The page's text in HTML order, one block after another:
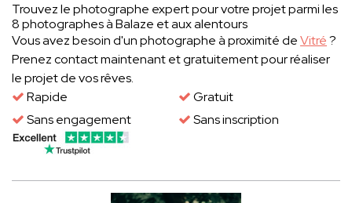
Trouvez le photographe expert pour votre projet parmi les
8 photographes à Balaze et aux alentours
Vous avez besoin d'un photographe à proximité deVitré?
Prenez contact maintenant et gratuitement pour réaliser
le projet de vos rêves.
Rapide
Gratuit
Sans engagement
Sans inscription